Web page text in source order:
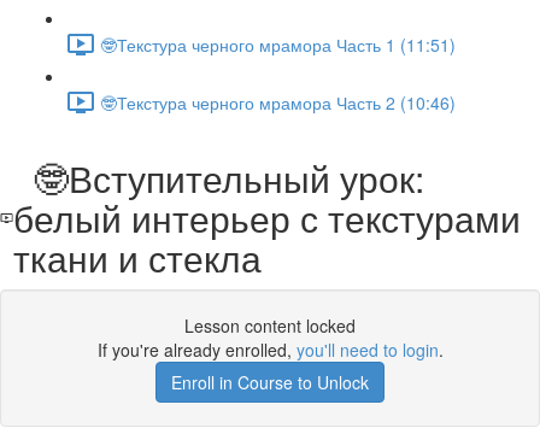
🤓Текстура черного мрамора Часть 1 (11:51)
🤓Текстура черного мрамора Часть 2 (10:46)
🤓Вступительный урок:
белый интерьер с текстурами
ткани и стекла
Lesson content locked
If you're already enrolled, you'll need to login.
Enroll in Course to Unlock